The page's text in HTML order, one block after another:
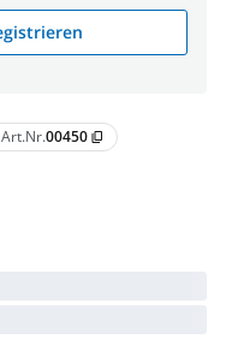
00450 content_copy